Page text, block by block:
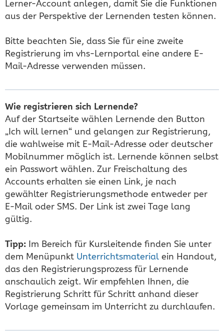
Lerner-Account anlegen, damit Sie die Funktionen
aus der Perspektive der Lernenden testen können.
Bitte beachten Sie, dass Sie für eine zweite
Registrierung im vhs-Lernportal eine andere E-
Mail-Adresse verwenden müssen.
Wie registrieren sich Lernende?
Auf der Startseite wählen Lernende den Button
„Ich will lernen“ und gelangen zur Registrierung,
die wahlweise mit E-Mail-Adresse oder deutscher
Mobilnummer möglich ist. Lernende können selbst
ein Passwort wählen. Zur Freischaltung des
Accounts erhalten sie einen Link, je nach
gewählter Registrierungsmethode entweder per
E-Mail oder SMS. Der Link ist zwei Tage lang
gültig.
Tipp: Im Bereich für Kursleitende finden Sie unter
dem Menüpunkt Unterrichtsmaterial ein Handout,
das den Registrierungsprozess für Lernende
anschaulich zeigt. Wir empfehlen Ihnen, die
Registrierung Schritt für Schritt anhand dieser
Vorlage gemeinsam im Unterricht zu durchlaufen.